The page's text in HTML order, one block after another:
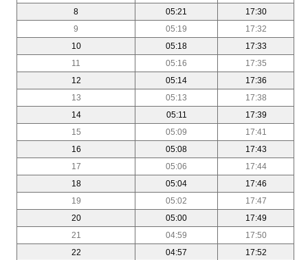
8
05:21
17:30
9
05:19
17:32
10
05:18
17:33
11
05:16
17:35
12
05:14
17:36
13
05:13
17:38
14
05:11
17:39
15
05:09
17:41
16
05:08
17:43
17
05:06
17:44
18
05:04
17:46
19
05:02
17:47
20
05:00
17:49
21
04:59
17:50
22
04:57
17:52